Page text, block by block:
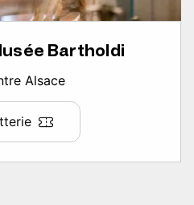
Bartholdi
Alsace